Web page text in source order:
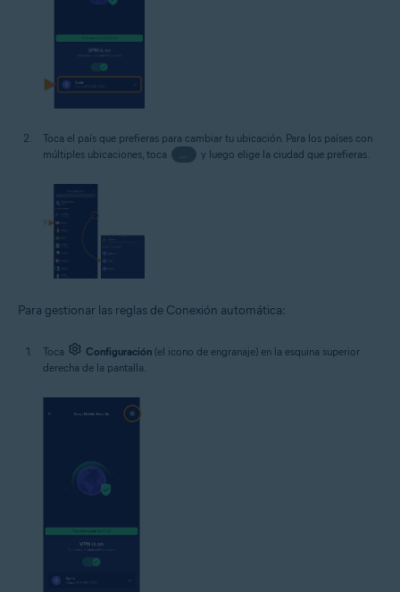
Toca el país que prefieras para cambiar tu ubicación. Para los países con
múltiples ubicaciones, toca
… y luego elige la ciudad que prefieras.
Para gestionar las reglas de Conexión automática:
Toca Configuración (el icono de engranaje) en la esquina superior
derecha de la pantalla.